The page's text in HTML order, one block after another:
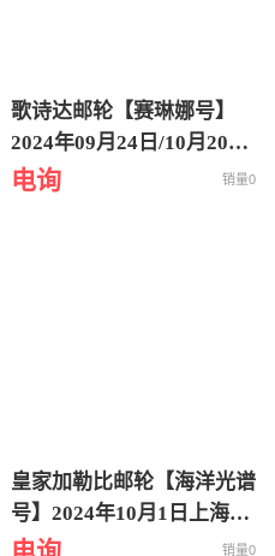
歌诗达邮轮【赛琳娜号】
2024年09月24日/10月20日
从香港出发到越南岘港5天
电询 销量0
皇家加勒比邮轮【海洋光谱
号】2024年10月1日上海
出-福冈-长崎-熊本-上海6晚
销量0